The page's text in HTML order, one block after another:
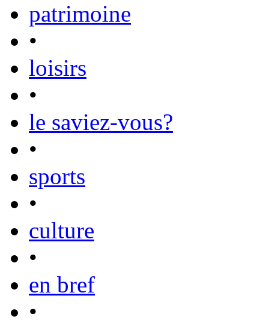
patrimoine
•
loisirs
•
le saviez-vous?
•
sports
•
culture
•
en bref
•